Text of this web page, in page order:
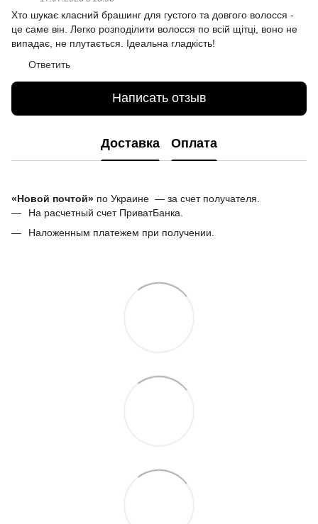
Хто шукає класний брашинг для густого та довгого волосся -
це саме він. Легко розподілити волосся по всій щітці, воно не
випадає, не плутається. Ідеальна гладкість!
Ответить
Написать отзыв
Доставка Оплата
«Новой почтой» по Украине — за счет получателя.
На расчетный счет ПриватБанка.
Наложенным платежем при получении.